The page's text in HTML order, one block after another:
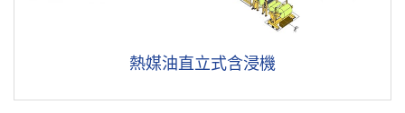
熱媒油直立式含浸機